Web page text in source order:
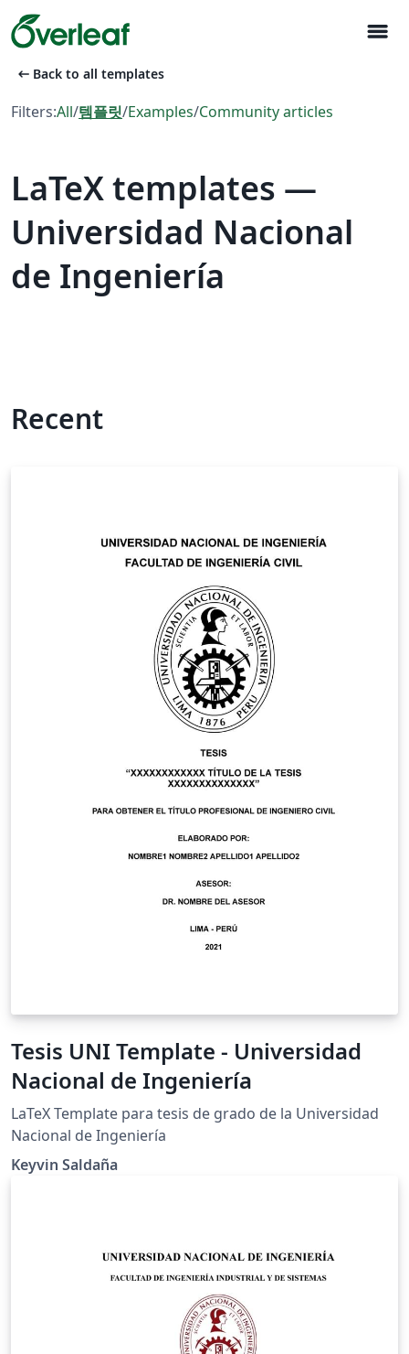
menu
arrow_left_alt Back to all templates
Filters:All/템플릿/Examples/Community articles
LaTeX templates —
Universidad Nacional
de Ingeniería
Recent
Tesis UNI Template - Universidad
Nacional de Ingeniería
LaTeX Template para tesis de grado de la Universidad
Nacional de Ingeniería
Keyvin Saldaña